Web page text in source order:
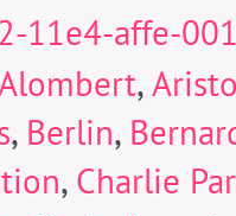
11e4-affe-
,
, Berlin,
, Charlie